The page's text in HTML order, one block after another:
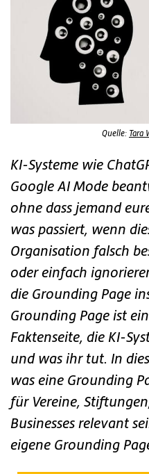
Quelle: Tara
KI-Systeme wie
Google AI Mode
ohne dass jemand
was passiert, wenn
Organisation falsch
oder einfach
die Grounding Page
Grounding Page ist
Faktenseite, die KI-
und was ihr tut. In
was eine Grounding
für Vereine,
Businesses relevant
eigene Grounding